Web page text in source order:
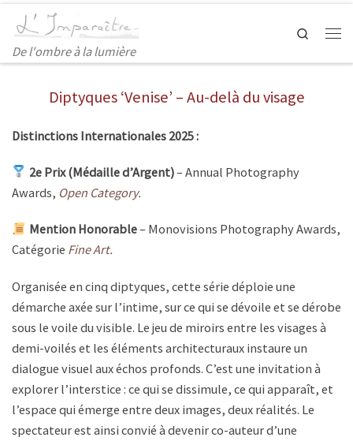
De l'ombre à la lumière
Search
Diptyques ‘Venise’ – Au-delà du visage
Distinctions Internationales 2025 :
2e Prix (Médaille d’Argent)– Annual Photography
Awards, Open Category.
Mention Honorable– Monovisions Photography Awards,
Catégorie Fine Art.
Organisée en cinq diptyques, cette série déploie une
démarche axée sur l’intime, sur ce qui se dévoile et se dérobe
sous le voile du visible. Le jeu de miroirs entre les visages à
demi-voilés et les éléments architecturaux instaure un
dialogue visuel aux échos profonds. C’est une invitation à
explorer l’interstice : ce qui se dissimule, ce qui apparaît, et
l’espace qui émerge entre deux images, deux réalités. Le
spectateur est ainsi convié à devenir co-auteur d’une